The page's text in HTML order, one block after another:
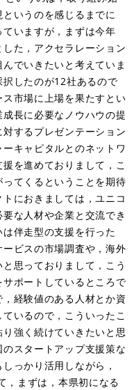
いうのを感じるまでに
いますが，まずは今年
た，アクセラレーション
でいきたいと考えていま
したのが12社あるので
市場に上場を果たすとい
長に必要なノウハウの提
するプレゼンテーション
キャピタルとのネットワ
を進めておりまして，こ
てくるということを期待
におきましては，ユニコ
な人材や企業と交流でき
伴走型の支援を行った
ビスの市場調査や，海外
思っておりまして，こう
ポートしているところで
経験値のある人材とか資
いるので，こういったこ
強く続けていきたいと思
スタートアップ支援策な
っかり活用しながら，
，まずは，本県初になる